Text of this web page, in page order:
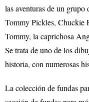
las aventuras de un grupo
Tommy Pickles, Chuckie
Tommy, la caprichosa
Se trata de uno de los
historia, con numerosas
La colección de fundas